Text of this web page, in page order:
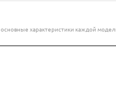
характеристики каждой